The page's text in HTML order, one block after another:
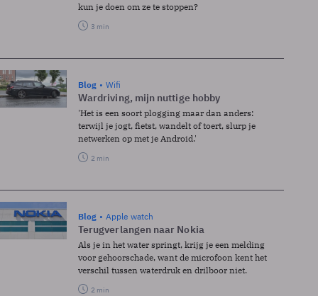
kun je doen om ze te stoppen?
3 min
Blog Wifi
Wardriving, mijn nuttige hobby
'Het is een soort plogging maar dan anders:
terwijl je jogt, fietst, wandelt of toert, slurp je
netwerken op met je Android.'
2 min
Blog Apple watch
Terugverlangen naar Nokia
Als je in het water springt, krijg je een melding
voor gehoorschade, want de microfoon kent het
verschil tussen waterdruk en drilboor niet.
2 min